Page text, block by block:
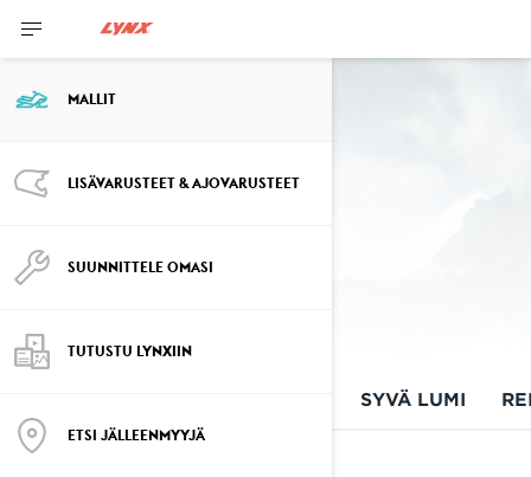
MALLIT
LISÄVARUSTEET & AJOVARUSTEET
SUUNNITTELE OMASI
TUTUSTU LYNXIIN
ETSI JÄLLEENMYYJÄ
MOOTTORIKELKAT
SYVÄ LUMI